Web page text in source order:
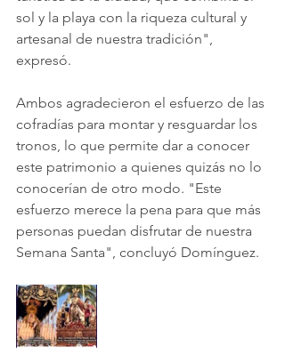
sol y la playa con la riqueza cultural y
artesanal de nuestra tradición",
expresó.
Ambos agradecieron el esfuerzo de las
cofradías para montar y resguardar los
tronos, lo que permite dar a conocer
este patrimonio a quienes quizás no lo
conocerían de otro modo. "Este
esfuerzo merece la pena para que más
personas puedan disfrutar de nuestra
Semana Santa", concluyó Domínguez.